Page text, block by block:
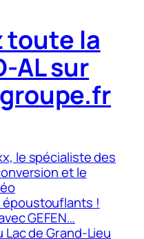
toute la
AL sur
le spécialiste des
et le
époustouflants !
GEFEN…
Lac de Grand-Lieu